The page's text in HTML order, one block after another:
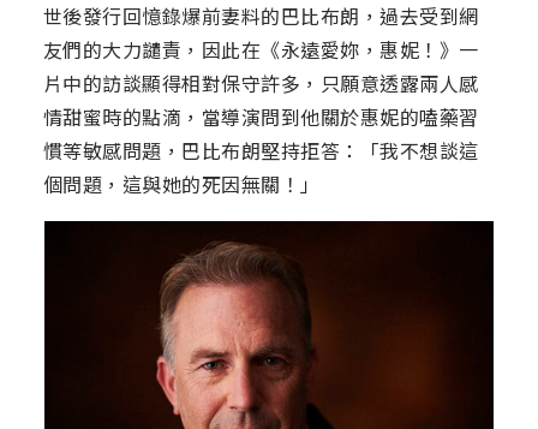
世後發行回憶錄爆前妻料的巴比布朗，過去受到網
友們的大力譴責，因此在《永遠愛妳，惠妮！》一
片中的訪談顯得相對保守許多，只願意透露兩人感
情甜蜜時的點滴，當導演問到他關於惠妮的嗑藥習
慣等敏感問題，巴比布朗堅持拒答：「我不想談這
個問題，這與她的死因無關！」